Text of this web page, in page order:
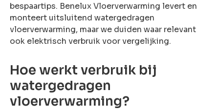
advies?
probleem!
contact
bespaartips. Benelux Vloerverwarming levert en
monteert uitsluitend watergedragen
vloerverwarming, maar we duiden waar relevant
ook elektrisch verbruik voor vergelijking.
Hoe werkt verbruik bij
watergedragen
vloerverwarming?